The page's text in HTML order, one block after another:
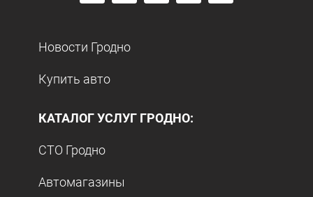
Новости Гродно
Купить авто
КАТАЛОГ УСЛУГ ГРОДНО:
СТО Гродно
Автомагазины